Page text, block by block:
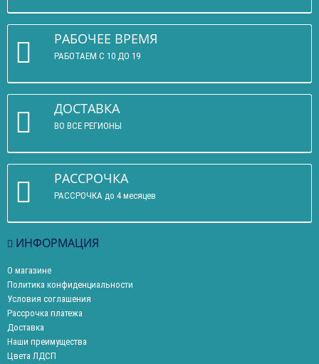
РАБОЧЕЕ ВРЕМЯ
РАБОТАЕМ С 10 ДО 19
ДОСТАВКА
ВО ВСЕ РЕГИОНЫ
РАССРОЧКА
РАССРОЧКА до 4 месяцев
ИНФОРМАЦИЯ
О магазине
Политика конфиденциальности
Условия соглашения
Рассрочка платежа
Доставка
Наши преимущества
Цвета ЛДСП